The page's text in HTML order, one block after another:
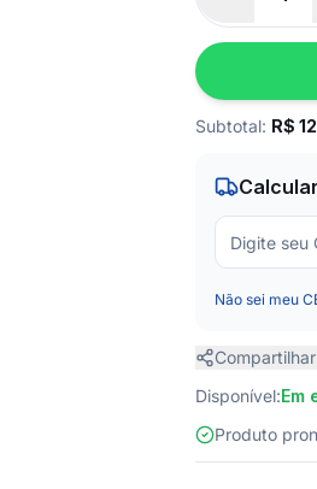
Subtotal: R$
Não sei meu
Disponível:Em
Produto